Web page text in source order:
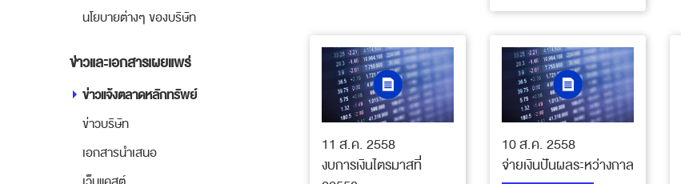
นโยบายต่างๆ ของบริษัท
ข่าวและเอกสารเผยแพร่
ข่าวแจ้งตลาดหลักทรัพย์
ข่าวบริษัท
เอกสารนำเสนอ
11 ส.ค. 2558
งบการเงินไตรมาสที่
10 ส.ค. 2558
จ่ายเงินปันผลระหว่างกาล